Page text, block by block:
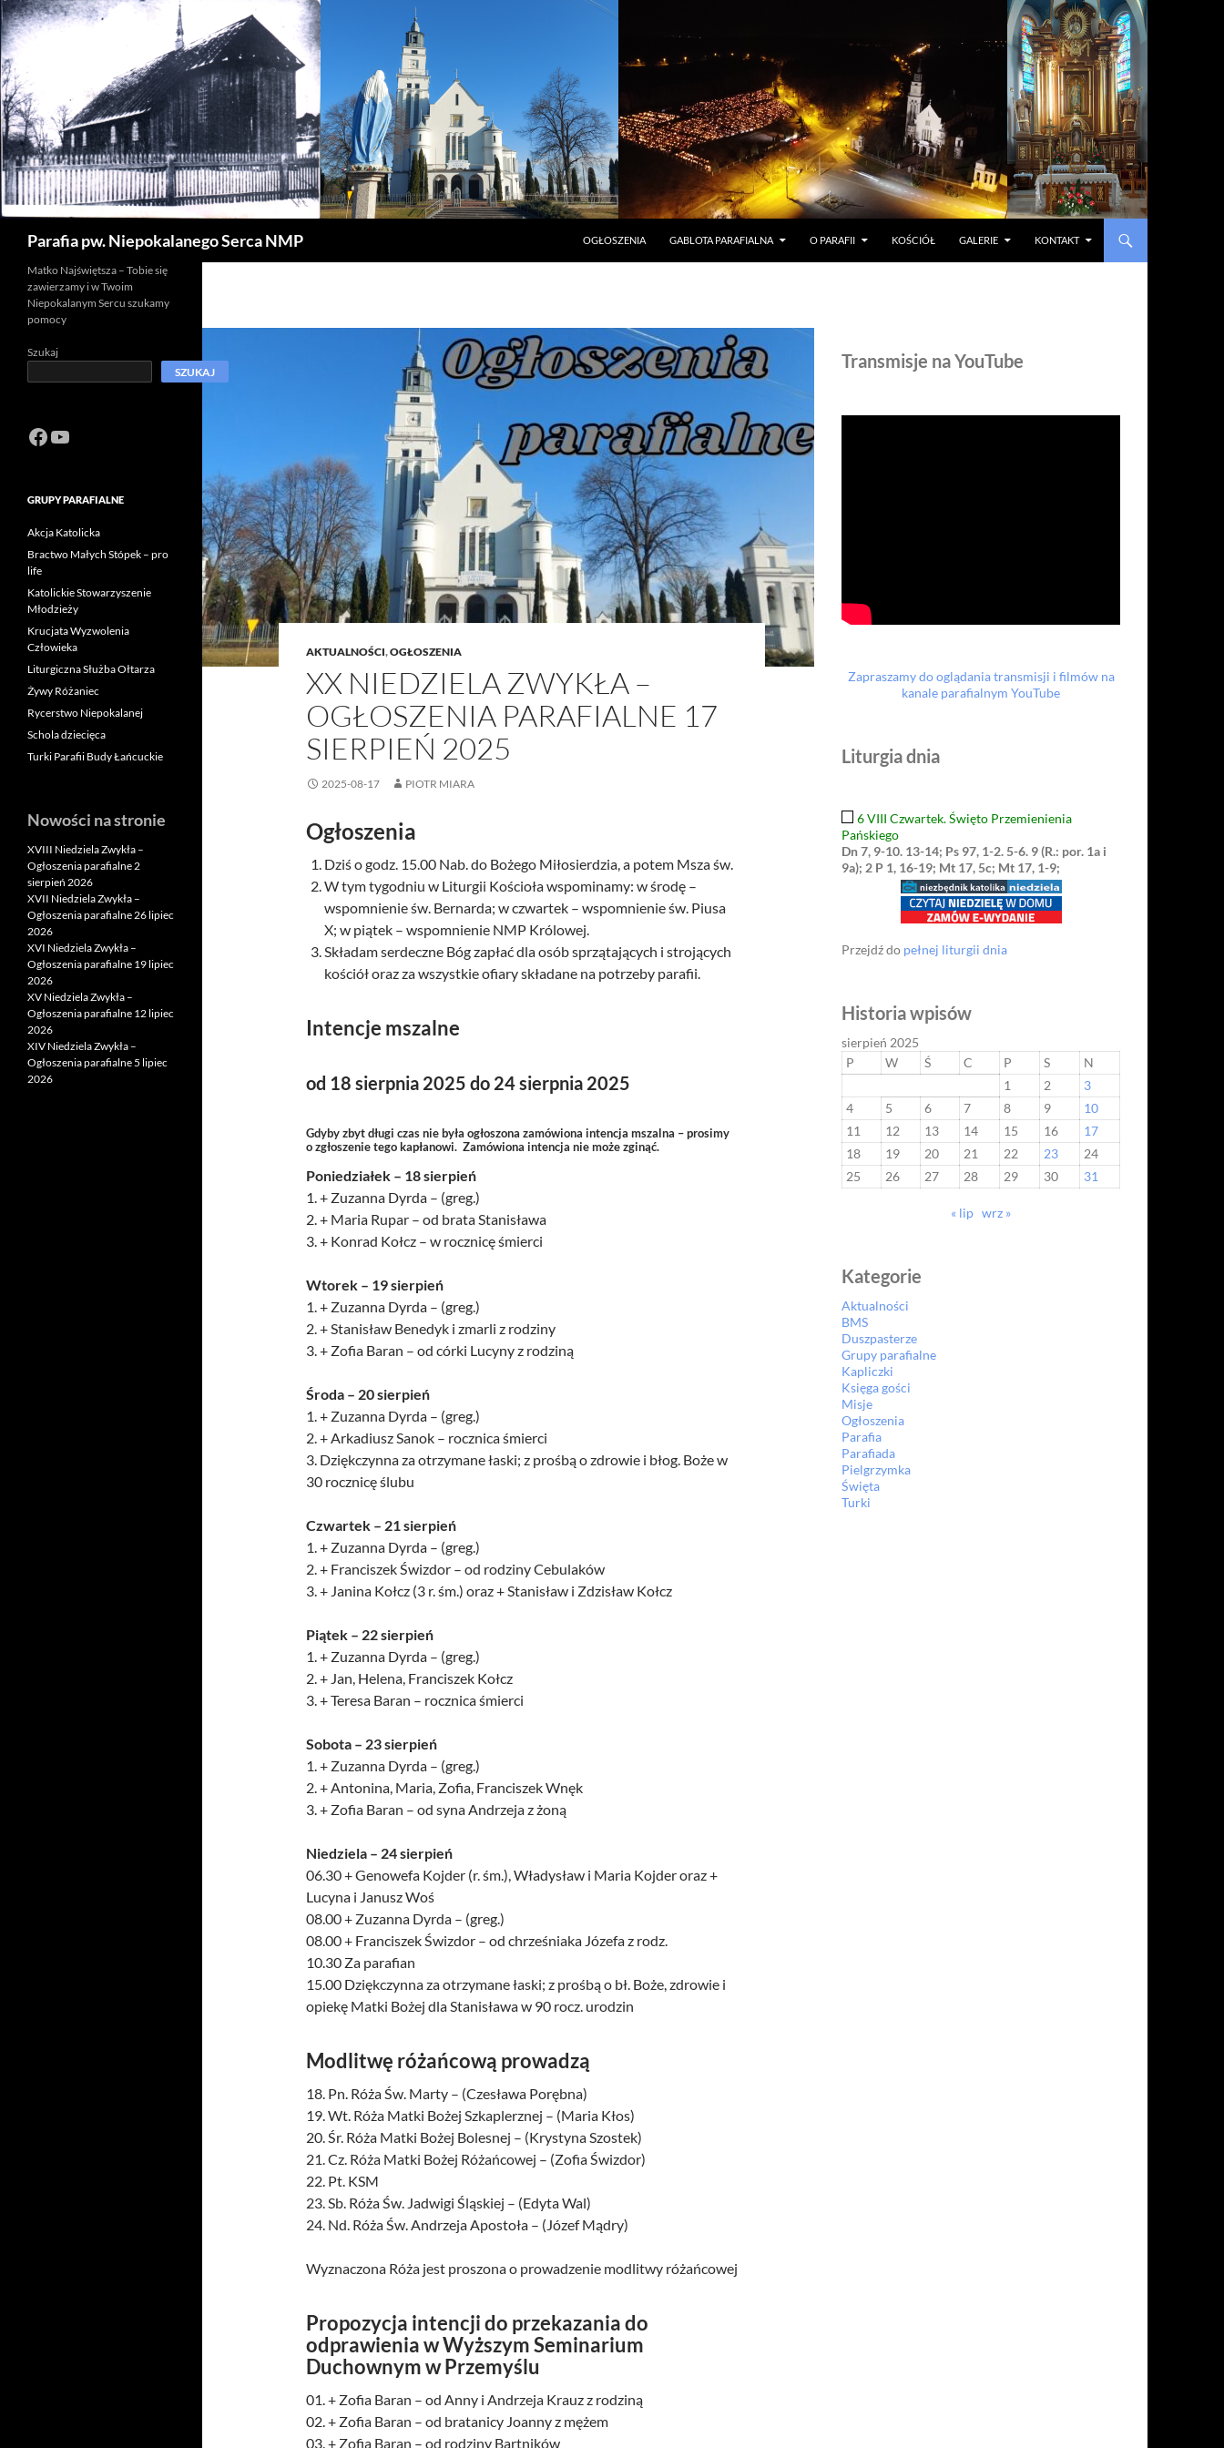
Parafia pw. Niepokalanego Serca NMP
OGŁOSZENIA
GABLOTA PARAFIALNA O PARAFII KOŚCIÓŁ GALERIE KONTAKT
AKTUALNOŚCI,OGŁOSZENIA
XX NIEDZIELA ZWYKŁA –
OGŁOSZENIA PARAFIALNE 17
SIERPIEŃ 2025
2025-08-17 PIOTR MIARA
Ogłoszenia
Dziś o godz. 15.00 Nab. do Bożego Miłosierdzia, a potem Msza św.
W tym tygodniu w Liturgii Kościoła wspominamy: w środę –
wspomnienie św. Bernarda; w czwartek – wspomnienie św. Piusa
X; w piątek – wspomnienie NMP Królowej.
Składam serdeczne Bóg zapłać dla osób sprzątających i strojących
kościół oraz za wszystkie ofiary składane na potrzeby parafii.
Intencje mszalne
od 18 sierpnia 2025 do 24 sierpnia 2025
Gdyby zbyt długi czas nie była ogłoszona zamówiona intencja mszalna – prosimy
o zgłoszenie tego kapłanowi. Zamówiona intencja nie może zginąć.
Poniedziałek – 18 sierpień
1. + Zuzanna Dyrda – (greg.)
2. + Maria Rupar – od brata Stanisława
3. + Konrad Kołcz – w rocznicę śmierci
Wtorek – 19 sierpień
1. + Zuzanna Dyrda – (greg.)
2. + Stanisław Benedyk i zmarli z rodziny
3. + Zofia Baran – od córki Lucyny z rodziną
Środa – 20 sierpień
1. + Zuzanna Dyrda – (greg.)
2. + Arkadiusz Sanok – rocznica śmierci
3. Dziękczynna za otrzymane łaski; z prośbą o zdrowie i błog. Boże w
30 rocznicę ślubu
Czwartek – 21 sierpień
1. + Zuzanna Dyrda – (greg.)
2. + Franciszek Świzdor – od rodziny Cebulaków
3. + Janina Kołcz (3 r. śm.) oraz + Stanisław i Zdzisław Kołcz
Piątek – 22 sierpień
1. + Zuzanna Dyrda – (greg.)
2. + Jan, Helena, Franciszek Kołcz
3. + Teresa Baran – rocznica śmierci
Sobota – 23 sierpień
1. + Zuzanna Dyrda – (greg.)
2. + Antonina, Maria, Zofia, Franciszek Wnęk
3. + Zofia Baran – od syna Andrzeja z żoną
Niedziela – 24 sierpień
06.30 + Genowefa Kojder (r. śm.), Władysław i Maria Kojder oraz +
Lucyna i Janusz Woś
08.00 + Zuzanna Dyrda – (greg.)
08.00 + Franciszek Świzdor – od chrześniaka Józefa z rodz.
10.30 Za parafian
15.00 Dziękczynna za otrzymane łaski; z prośbą o bł. Boże, zdrowie i
opiekę Matki Bożej dla Stanisława w 90 rocz. urodzin
Modlitwę różańcową prowadzą
18. Pn. Róża Św. Marty – (Czesława Porębna)
19. Wt. Róża Matki Bożej Szkaplerznej – (Maria Kłos)
20. Śr. Róża Matki Bożej Bolesnej – (Krystyna Szostek)
21. Cz. Róża Matki Bożej Różańcowej – (Zofia Świzdor)
22. Pt. KSM
23. Sb. Róża Św. Jadwigi Śląskiej – (Edyta Wal)
24. Nd. Róża Św. Andrzeja Apostoła – (Józef Mądry)
Wyznaczona Róża jest proszona o prowadzenie modlitwy różańcowej
Propozycja intencji do przekazania do
odprawienia w Wyższym Seminarium
Duchownym w Przemyślu
01. + Zofia Baran – od Anny i Andrzeja Krauz z rodziną
02. + Zofia Baran – od bratanicy Joanny z mężem
03. + Zofia Baran – od rodziny Bartników
Transmisje na YouTube
Zapraszamy do oglądania transmisji i filmów na
kanale parafialnym YouTube
Liturgia dnia
6 VIII Czwartek. Święto Przemienienia
Pańskiego
Dn 7, 9-10. 13-14; Ps 97, 1-2. 5-6. 9 (R.: por. 1a i
9a); 2 P 1, 16-19; Mt 17, 5c; Mt 17, 1-9;
Przejdź do pełnej liturgii dnia
Historia wpisów
sierpień 2025
P
W Ś C P S
N
1
2
3
4
5 6 7 8 9
10
11
12 13 14 15 16
17
18
19 20 21 22 23
24
25
26 27 28 29 30 31
« lip wrz »
Kategorie
Aktualności
BMS
Duszpasterze
Grupy parafialne
Kapliczki
Księga gości
Misje
Ogłoszenia
Parafia
Parafiada
Pielgrzymka
Święta
Turki
Matko Najświętsza – Tobie się
zawierzamy i w Twoim
Niepokalanym Sercu szukamy
pomocy
Szukaj
SZUKAJ
Facebook
https://www.youtube.com/channel/UCeN8ciSo_a79igwmwNXx2qw
GRUPY PARAFIALNE
Akcja Katolicka
Bractwo Małych Stópek – pro
life
Katolickie Stowarzyszenie
Młodzieży
Krucjata Wyzwolenia
Człowieka
Liturgiczna Służba Ołtarza
Żywy Różaniec
Rycerstwo Niepokalanej
Schola dziecięca
Turki Parafii Budy Łańcuckie
Nowości na stronie
XVIII Niedziela Zwykła –
Ogłoszenia parafialne 2
sierpień 2026
XVII Niedziela Zwykła –
Ogłoszenia parafialne 26 lipiec
2026
XVI Niedziela Zwykła –
Ogłoszenia parafialne 19 lipiec
2026
XV Niedziela Zwykła –
Ogłoszenia parafialne 12 lipiec
2026
XIV Niedziela Zwykła –
Ogłoszenia parafialne 5 lipiec
2026